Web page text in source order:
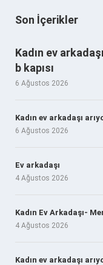
Son İçerikler
Kadın ev
b kapısı
6 Ağustos 2026
Kadın ev arkadaşı
6 Ağustos 2026
Ev arkadaşı
4 Ağustos 2026
Kadın Ev Arkadaşı-
4 Ağustos 2026
Kadın ev arkadaşı